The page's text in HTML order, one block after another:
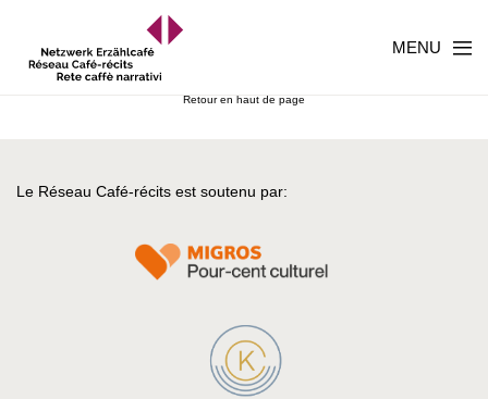
MENU
Retour en haut de page
Le Réseau Café-récits est soutenu par: